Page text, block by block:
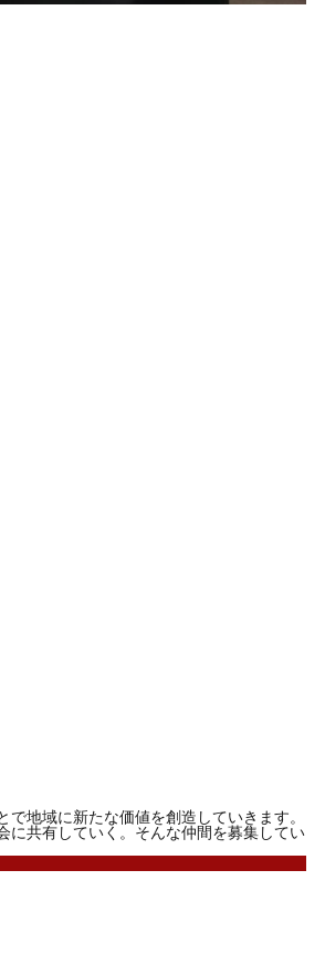
地域に新たな価値を創造していきます。
共有していく。そんな仲間を募集してい